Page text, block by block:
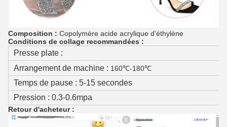
Composition : Copolymère acide acrylique d'éthylène
Conditions de collage recommandées :
Presse plate :
Arrangement de machine : 160℃-180℃
Temps de pause : 5-15 secondes
Pression : 0.3-0.6mpa
Retour d'acheteur :